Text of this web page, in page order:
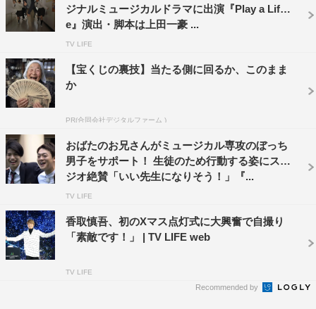
ジナルミュージカルドラマに出演『Play a Lif
e』演出・脚本は上田一豪 ...
TV LIFE
【宝くじの裏技】当たる側に回るか、このまま
か
PR(合同会社デジタルファーム )
おばたのお兄さんがミュージカル専攻のぼっち
男子をサポート！ 生徒のため行動する姿にスタ
ジオ絶賛「いい先生になりそう！」『...
TV LIFE
香取慎吾、初のXマス点灯式に大興奮で自撮り
「素敵です！」 | TV LIFE web
TV LIFE
Recommended by